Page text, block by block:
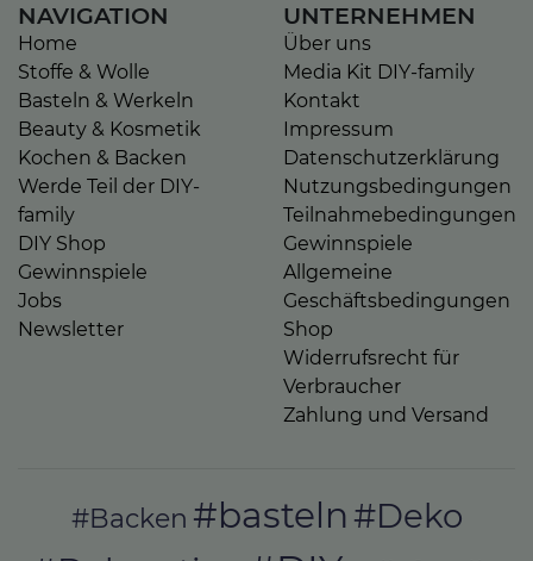
NAVIGATION
Home
Stoffe & Wolle
Basteln & Werkeln
Beauty & Kosmetik
Kochen & Backen
Werde Teil der DIY-
family
DIY Shop
Gewinnspiele
Jobs
Newsletter
UNTERNEHMEN
Über uns
Media Kit DIY-family
Kontakt
Impressum
Datenschutzerklärung
Nutzungsbedingungen
Teilnahmebedingungen
Gewinnspiele
Allgemeine
Geschäftsbedingungen
Shop
Widerrufsrecht für
Verbraucher
Zahlung und Versand
#Backen #basteln #Deko